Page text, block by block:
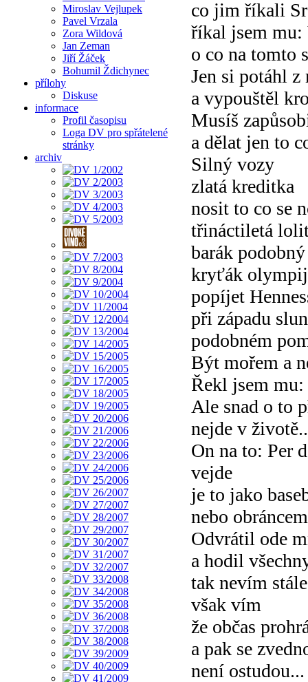
Miroslav Vejlupek
Pavel Vrzala
Zora Wildová
Jan Zeman
Jiří Žáček
Bohumil Ždichynec
přílohy
Diskuse
informace
Profil časopisu
Loga DV pro spřátelené
stránky
archiv
co jim říkali
říkal jsem mu:
o co na tomto
Jen si potáhl
a vypouštěl
Musíš
a dělat jen to
Silný vozy
zlatá kreditka
nosit to co se
třináctiletá
barák
kryťák
popíjet
při západu
podobném
Být mořem a
Řekl jsem mu:
Ale snad o to
nejde v
On na to: Per
vejde
je to jako
nebo
Odvrátil ode
a hodil
tak nevím
však vím
že občas
a pak se
není ostudou...